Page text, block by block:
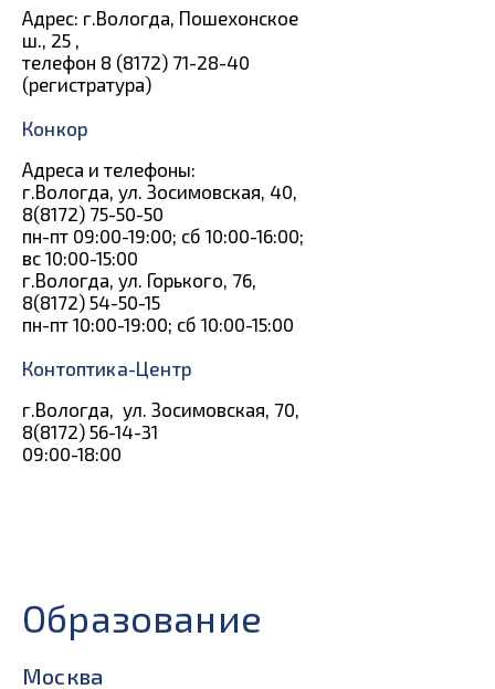
Адрес: г.Вологда, Пошехонское
ш., 25 ,
телефон 8 (8172) 71-28-40
(регистратура)
Конкор
Адреса и телефоны:
г.Вологда, ул. Зосимовская, 40,
8(8172) 75-50-50
пн-пт 09:00-19:00; сб 10:00-16:00;
вс 10:00-15:00
г.Вологда, ул. Горького, 76,
8(8172) 54-50-15
пн-пт 10:00-19:00; сб 10:00-15:00
Контоптика-Центр
г.Вологда, ул. Зосимовская, 70,
8(8172) 56-14-31
09:00-18:00
Образование
Москва